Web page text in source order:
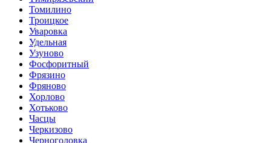
Томилино
Троицкое
Уваровка
Удельная
Узуново
Фосфоритный
Фрязино
Фряново
Хорлово
Хотьково
Часцы
Черкизово
Черноголовка